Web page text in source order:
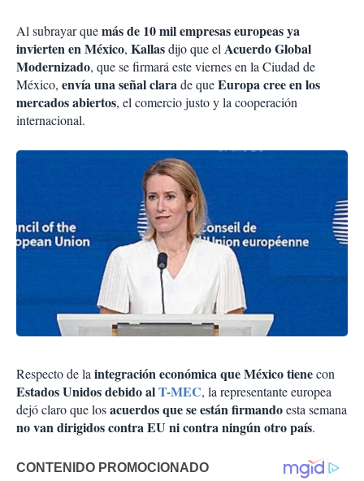
Al subrayar quemás de 10 mil empresas europeas ya
invierten en México, Kallasdijo que elAcuerdo Global
Modernizado, que se firmará este viernes en la Ciudad de
México, envía una señal clarade queEuropa cree en los
mercados abiertos, el comercio justo y la cooperación
internacional.
Respecto de laintegración económica que México tienecon
Estados Unidos debido alT-MEC, la representante europea
dejó claro que losacuerdos que se están firmandoesta semana
no van dirigidos contra EU ni contra ningún otro país.